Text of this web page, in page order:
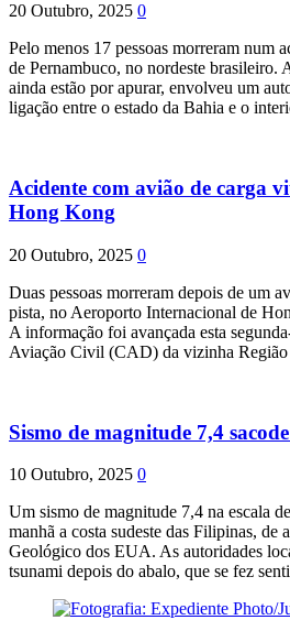
20 Outubro, 2025 0
Pelo menos 17 pessoas morreram num
de Pernambuco, no nordeste brasileiro.
ainda estão por apurar, envolveu um
ligação entre o estado da Bahia e o
Acidente com avião de carga
Hong Kong
20 Outubro, 2025 0
Duas pessoas morreram depois de um
pista, no Aeroporto Internacional de
A informação foi avançada esta
Aviação Civil (CAD) da vizinha
Sismo de magnitude 7,4
10 Outubro, 2025 0
Um sismo de magnitude 7,4 na escala
manhã a costa sudeste das Filipinas, de
Geológico dos EUA. As autoridades
tsunami depois do abalo, que se fez